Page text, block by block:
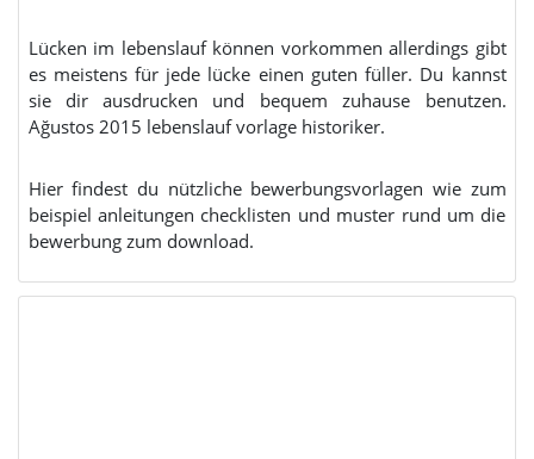
Lücken im lebenslauf können vorkommen allerdings gibt
es meistens für jede lücke einen guten füller. Du kannst
sie dir ausdrucken und bequem zuhause benutzen.
Ağustos 2015 lebenslauf vorlage historiker.
Hier findest du nützliche bewerbungsvorlagen wie zum
beispiel anleitungen checklisten und muster rund um die
bewerbung zum download.